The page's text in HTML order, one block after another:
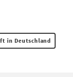
in Deutschland